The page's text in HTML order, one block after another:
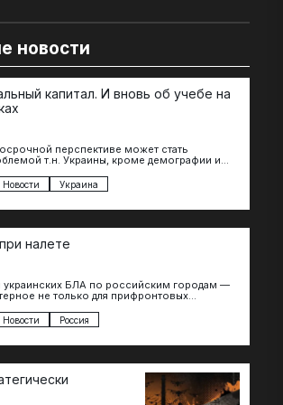
новости
капитал. И вновь об учебе на
перспективе может стать
т.н. Украины, кроме демографии и
Новости Украина
налете
украинских БЛА по российским городам —
не только для прифронтовых
Новости Россия